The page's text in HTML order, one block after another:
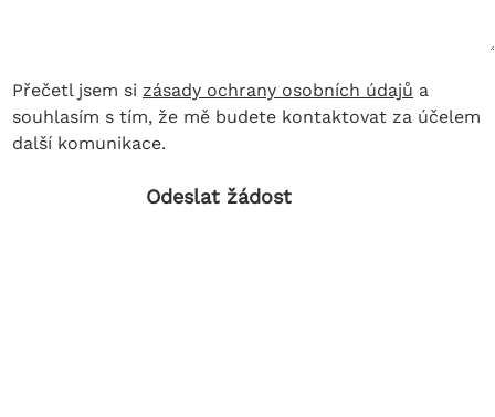
Přečetl jsem si zásady ochrany osobních údajů a
souhlasím s tím, že mě budete kontaktovat za účelem
další komunikace.
Odeslat žádost